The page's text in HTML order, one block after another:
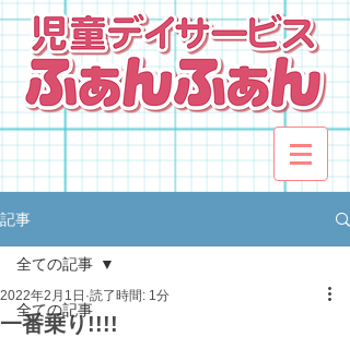
記事
全ての記事
全ての記事
一番乗り!!!!
2022年2月1日 読了時間: 1分